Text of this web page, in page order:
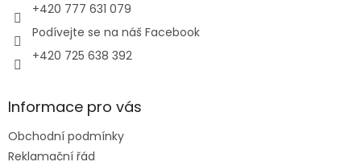
+420 777 631 079
Podívejte se na náš Facebook
+420 725 638 392
Informace pro vás
Obchodní podmínky
Reklamační řád